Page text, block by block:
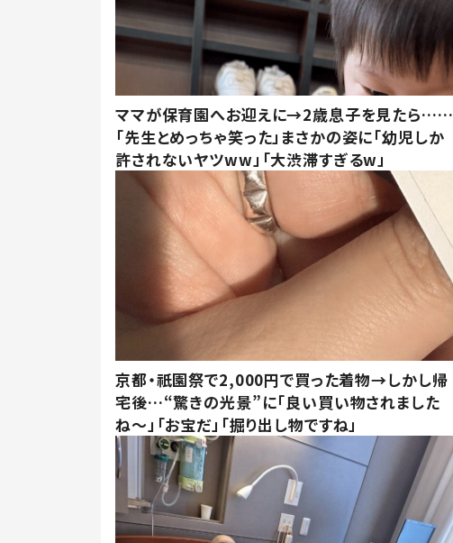
ママが保育園へお迎えに→2歳息子を見たら……
「先生とめっちゃ笑った」まさかの姿に「幼児しか
許されないヤツww」「大渋滞すぎるw」
京都・祇園祭で2,000円で買った着物→しかし帰
宅後…“驚きの光景”に「良い買い物されました
ね～」「お宝だ」「掘り出し物ですね」